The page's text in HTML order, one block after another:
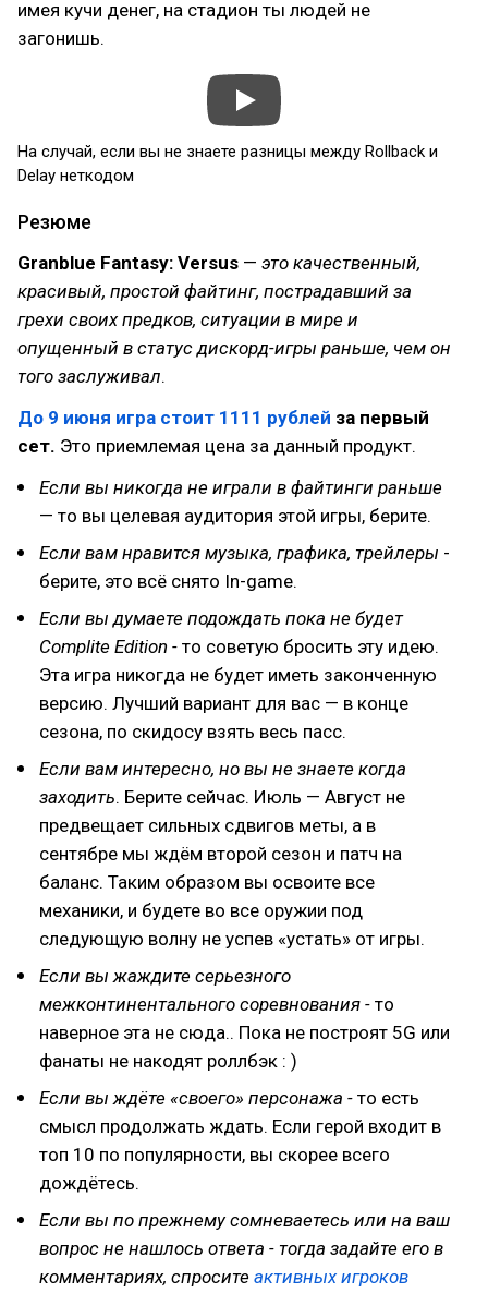
имея кучи денег, на стадион ты людей не
загонишь.
На случай, если вы не знаете разницы между Rollback и
Delay неткодом
Резюме
Granblue Fantasy: Versus — это качественный,
красивый, простой файтинг, пострадавший за
грехи своих предков, ситуации в мире и
опущенный в статус дискорд-игры раньше, чем он
того заслуживал.
До 9 июня игра стоит 1111 рублей за первый
сет. Это приемлемая цена за данный продукт.
Если вы никогда не играли в файтинги раньше
— то вы целевая аудитория этой игры, берите.
Если вам нравится музыка, графика, трейлеры -
берите, это всё снято In-game.
Если вы думаете подождать пока не будет
Complite Edition - то советую бросить эту идею.
Эта игра никогда не будет иметь законченную
версию. Лучший вариант для вас — в конце
сезона, по скидосу взять весь паcc.
Если вам интересно, но вы не знаете когда
заходить. Берите сейчас. Июль — Август не
предвещает сильных сдвигов меты, а в
сентябре мы ждём второй сезон и патч на
баланс. Таким образом вы освоите все
механики, и будете во все оружии под
следующую волну не успев «устать» от игры.
Если вы жаждите серьезного
межконтинентального соревнования - то
наверное эта не сюда.. Пока не построят 5G или
фанаты не накодят роллбэк : )
Если вы ждёте «своего» персонажа - то есть
смысл продолжать ждать. Если герой входит в
топ 10 по популярности, вы скорее всего
дождётесь.
Если вы по прежнему сомневаетесь или на ваш
вопрос не нашлось ответа - тогда задайте его в
комментариях, спросите активных игроков